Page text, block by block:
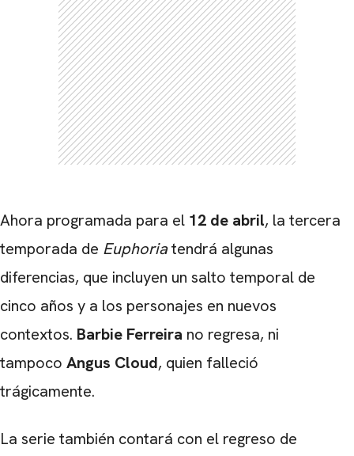
Ahora programada para el 12 de abril, la tercera
temporada de Euphoriatendrá algunas
diferencias, que incluyen un salto temporal de
cinco años y a los personajes en nuevos
contextos. Barbie Ferreira no regresa, ni
tampoco Angus Cloud, quien falleció
trágicamente.
La serie también contará con el regreso de